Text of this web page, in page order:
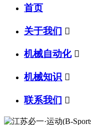
首页
关于我们 
机械自动化 
机械知识 
联系我们 